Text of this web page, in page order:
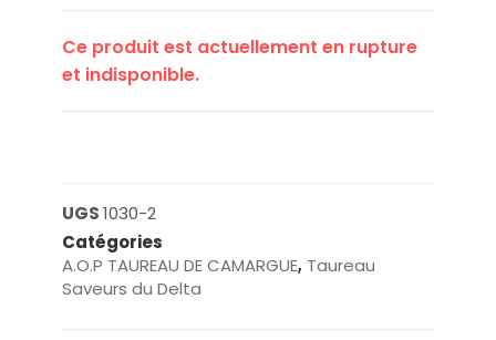
Ce produit est actuellement en rupture
et indisponible.
UGS1030-2
Catégories
A.O.P TAUREAU DE CAMARGUE, Taureau
Saveurs du Delta